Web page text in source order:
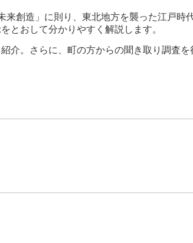
創造」に則り、東北地方を襲った江戸時
とおして分かりやすく解説します。
。さらに、町の方からの聞き取り調査を